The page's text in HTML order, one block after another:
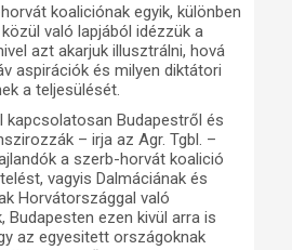
koaliciónak egyik, különben
való lapjából idézzük a
azt akarjuk illusztrálni, hová
aspirációk és milyen diktátori
a teljesülését.
kapcsolatosan Budapestről és
– irja az Agr. Tgbl. –
a szerb-horvát koalició
vagyis Dalmáciának és
Horvátországgal való
Budapesten ezen kivül arra is
az egyesitett országoknak